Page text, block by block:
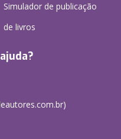
Simulador de publicação
de livros